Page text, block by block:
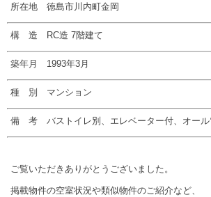
所在地 徳島市川内町金岡
構 造 RC造 7階建て
築年月 1993年3月
種 別 マンション
備 考 バストイレ別、エレベーター付、オール
ご覧いただきありがとうございました。
掲載物件の空室状況や類似物件のご紹介など、